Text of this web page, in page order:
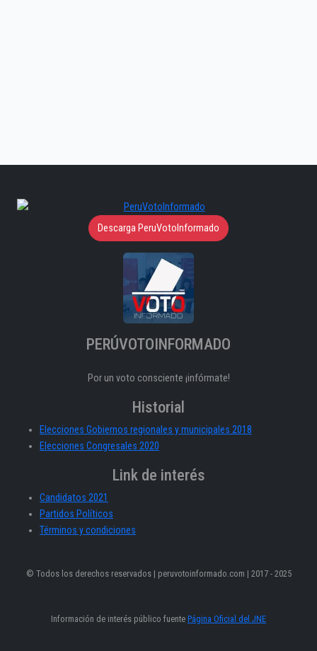
Descarga PeruVotoInformado
PERÚVOTOINFORMADO
Por un voto consciente ¡infórmate!
Historial
Elecciones Gobiernos regionales y municipales 2018
Elecciones Congresales 2020
Link de interés
Candidatos 2021
Partidos Políticos
Términos y condiciones
© Todos los derechos reservados | peruvotoinformado.com | 2017 - 2025
Información de interés público fuente Página Oficial del JNE